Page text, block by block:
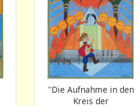
"Die Aufnahme in den
Kreis der